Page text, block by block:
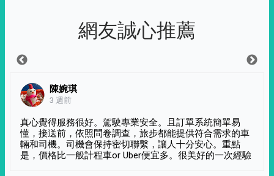
網友誠心推薦
陳婉琪
3 週前
真心覺得服務很好。駕駛專業安全。且訂單系統簡單易
懂，接送前，依照問卷調查，旅步都能提供符合需求的車
輛和司機。司機會保持密切聯繫，讓人十分安心。重點
是，價格比一般計程車or Uber便宜多。很美好的一次經驗